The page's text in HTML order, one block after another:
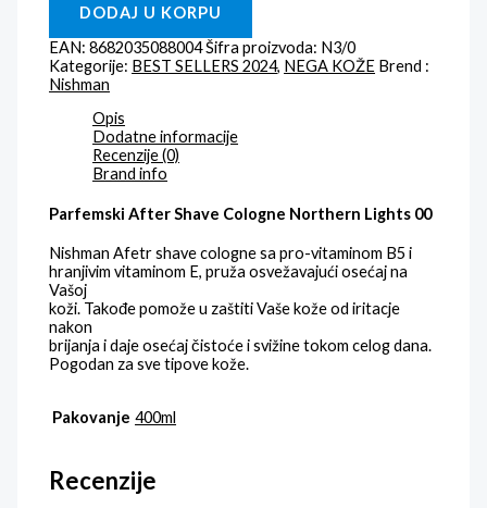
DODAJ U KORPU
EAN:8682035088004Šifra proizvoda: N3/0
Kategorije: BEST SELLERS 2024, NEGA KOŽE Brend :
Nishman
Opis
Dodatne informacije
Recenzije (0)
Brand info
Parfemski After Shave Cologne Northern Lights 00
Nishman Afetr shave cologne sa pro-vitaminom B5 i
hranjivim vitaminom E, pruža osvežavajući osećaj na
Vašoj
koži. Takođe pomože u zaštiti Vaše kože od iritacje
nakon
brijanja i daje osećaj čistoće i svižine tokom celog dana.
Pogodan za sve tipove kože.
Pakovanje 400ml
Recenzije